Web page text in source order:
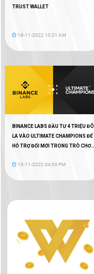
TRUST WALLET
18-11-2022 10:21 AM
BINANCE LABS ĐẦU TƯ 4 TRIỆU ĐÔ
LA VÀO ULTIMATE CHAMPIONS ĐỂ
HỖ TRỢ ĐỔI MỚI TRONG TRÒ CHƠI
15-11-2022 04:09 PM